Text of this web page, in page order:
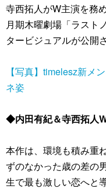
寺西拓人がW主演を務
月期木曜劇場「ラスト
タービジュアルが公開
【写真】timelesz新メ
ネ姿
◆内田有紀＆寺西拓人
本作は、環境も積み重
ずのなかった歳の差の
生で最も激しい恋へと